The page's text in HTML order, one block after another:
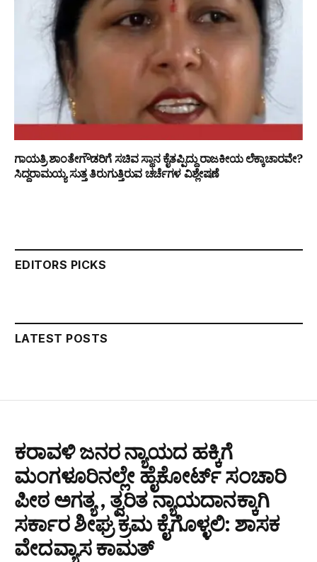
ಗಾಯತ್ರಿ ಶಾಂತೇಗೌಡರಿಗೆ ಸಚಿವ ಸ್ಥಾನ ಕೈತಪ್ಪಿದ್ದು ರಾಜಕೀಯ ಲೆಕ್ಕಾಚಾರವೇ?
ಸಿದ್ದರಾಮಯ್ಯ ಸುತ್ತ ತಿರುಗುತ್ತಿರುವ ಚರ್ಚೆಗಳ ವಿಶ್ಲೇಷಣೆ
EDITORS PICKS
LATEST POSTS
ಕರಾವಳಿ ಜನರ ನ್ಯಾಯದ ಹಕ್ಕಿಗೆ
ಮಂಗಳೂರಿನಲ್ಲೇ ಹೈಕೋರ್ಟ್ ಸಂಚಾರಿ
ಪೀಠ ಅಗತ್ಯ , ತ್ವರಿತ ನ್ಯಾಯದಾನಕ್ಕಾಗಿ
ಸರ್ಕಾರ ಶೀಘ್ರ ಕ್ರಮ ಕೈಗೊಳ್ಳಲಿ: ಶಾಸಕ
ವೇದವ್ಯಾಸ ಕಾಮತ್